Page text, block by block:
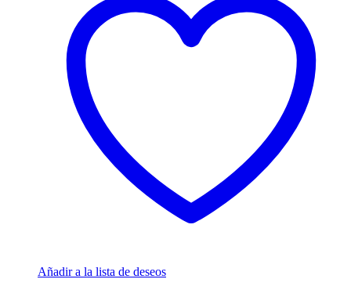
Añadir a la lista de deseos